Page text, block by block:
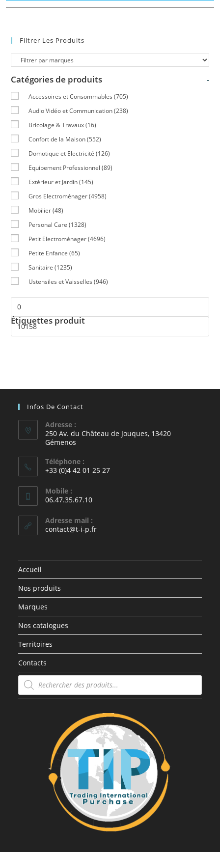
Filtrer Les Produits
Catégories de produits -
Accessoires et Consommables (705)
Audio Vidéo et Communication (238)
Bricolage & Travaux (16)
Confort de la Maison (552)
Domotique et Electricité (126)
Equipement Professionnel (89)
Extérieur et Jardin (145)
Gros Electroménager (4958)
Mobilier (48)
Personal Care (1328)
Petit Electroménager (4696)
Petite Enfance (65)
Sanitaire (1235)
Ustensiles et Vaisselles (946)
Étiquettes produit
Infos De Contact
Adresse :
250 Av. du Château de Jouques, 13420
Gémenos
Téléphone :
+33 (0)4 42 01 25 27
Mobile :
06.47.35.67.10
Adresse mail :
contact@t-i-p.fr
Accueil
Nos produits
Marques
Nos catalogues
Territoires
Contacts
Recherche
de
produits